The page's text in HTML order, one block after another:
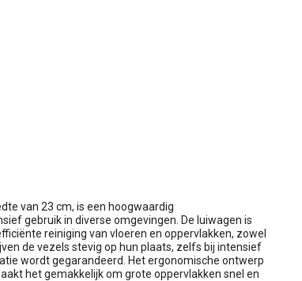
van 23 cm, is een hoogwaardig
gebruik in diverse omgevingen. De luiwagen is
reiniging van vloeren en oppervlakken, zowel
de vezels stevig op hun plaats, zelfs bij intensief
wordt gegarandeerd. Het ergonomische ontwerp
het gemakkelijk om grote oppervlakken snel en